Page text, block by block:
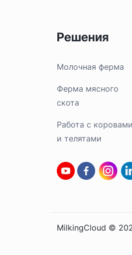
Решения
Молочная ферма
Ферма мясного
скота
Работа с коровами
и телятами
MilkingCloud ©